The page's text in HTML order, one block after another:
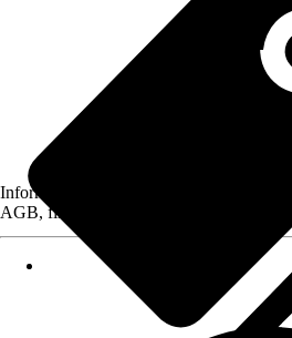
Informationen des Verkäufers, wie z. B.
AGB, finden Sie bei Klick auf den